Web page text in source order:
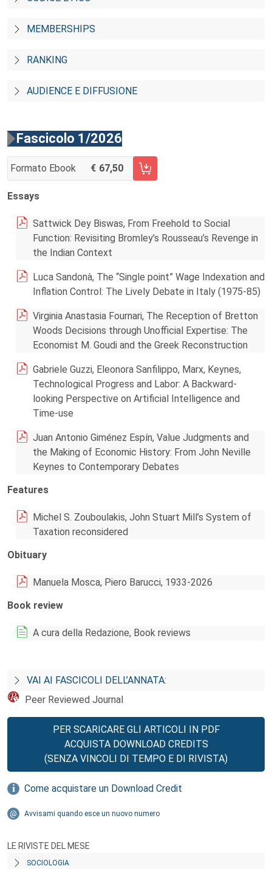
MEMBERSHIPS
RANKING
AUDIENCE E DIFFUSIONE
Fascicolo 1/2026
Formato Ebook 67,50
AGGIUNGI AL CARRELLO FASCICOLO 1/2026
Essays
Sattwick Dey Biswas, From Freehold to Social
Function: Revisiting Bromley’s Rousseau’s Revenge in
the Indian Context
Luca Sandonà, The “Single point” Wage Indexation and
Inflation Control: The Lively Debate in Italy (1975-85)
Virginia Anastasia Fournari, The Reception of Bretton
Woods Decisions through Unofficial Expertise: The
Economist M. Goudi and the Greek Reconstruction
Gabriele Guzzi, Eleonora Sanfilippo, Marx, Keynes,
Technological Progress and Labor: A Backward-
looking Perspective on Artificial Intelligence and
Time-use
Juan Antonio Giménez Espín, Value Judgments and
the Making of Economic History: From John Neville
Keynes to Contemporary Debates
Features
Michel S. Zouboulakis, John Stuart Mill’s System of
Taxation reconsidered
Obituary
Manuela Mosca, Piero Barucci, 1933-2026
Book review
A cura della Redazione, Book reviews
VAI AI FASCICOLI DELL’ANNATA:
Peer Reviewed Journal
PER SCARICARE GLI ARTICOLI IN PDF
ACQUISTA DOWNLOAD CREDITS
(SENZA VINCOLI DI TEMPO E DI RIVISTA)
Come acquistare un Download Credit
Avvisami quando esce un nuovo numero
LE RIVISTE DEL MESE
SOCIOLOGIA